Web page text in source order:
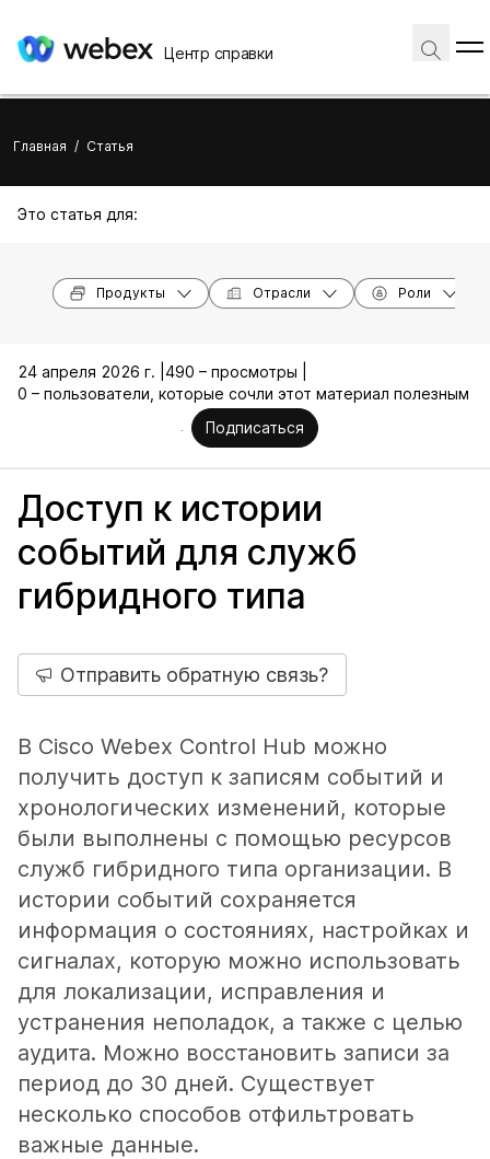
Центр справки
Главная / Статья
Это статья для:
Продукты Отрасли Роли
24 апреля 2026 г. | 490 – просмотры |
0 – пользователи, которые сочли этот материал полезным
Подписаться
Доступ к истории
событий для служб
гибридного типа
Отправить обратную связь?
В Cisco Webex Control Hub можно
получить доступ к записям событий и
хронологических изменений, которые
были выполнены с помощью ресурсов
служб гибридного типа организации. В
истории событий сохраняется
информация о состояниях, настройках и
сигналах, которую можно использовать
для локализации, исправления и
устранения неполадок, а также с целью
аудита. Можно восстановить записи за
период до 30 дней. Существует
несколько способов отфильтровать
важные данные.